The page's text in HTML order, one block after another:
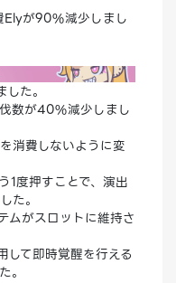
が90%減少しまし
た。
数が40%減少しまし
消費しないように変
1度押すことで、演出
た。
ムがスロットに維持さ
て即時覚醒を行える
。